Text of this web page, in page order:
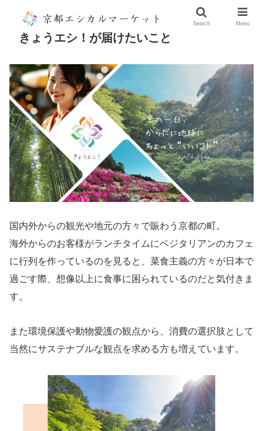
きょうエシ！が届けたいこと
国内外からの観光や地元の方々で賑わう京都の町。
海外からのお客様がランチタイムにベジタリアンのカフェ
に行列を作っているのを見ると、菜食主義の方々が日本で
過ごす際、想像以上に食事に困られているのだと気付きま
す。
また環境保護や動物愛護の観点から、消費の選択肢として
当然にサステナブルな観点を求める方も増えています。
Search Menu